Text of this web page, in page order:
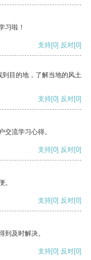
习啦！
支持[0] 反对[0]
目的地，了解当地的风土
支持[0] 反对[0]
交流学习心得。
支持[0] 反对[0]
。
支持[0] 反对[0]
到及时解决。
支持[0] 反对[0]